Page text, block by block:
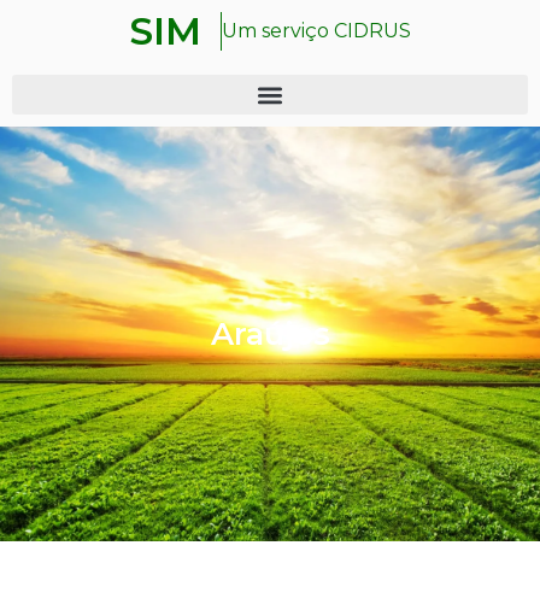
SIM Um serviço CIDRUS
Araújos